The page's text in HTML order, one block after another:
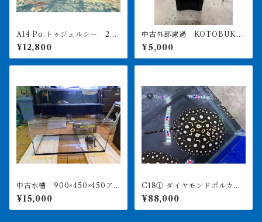
A14 Po.トゥジェルシー 20
㎝前後
¥12,800
中古外部濾過 KOTOBUKI
POWERBOX V1200 引き取
り限定
¥5,000
中古水槽 900×450×450ア
クリル水槽 上部濾過セット
¥15,000
C18① ダイヤモンドポルカ
アルビノヘテロ 体盤16㎝前
後 ♀
¥88,000